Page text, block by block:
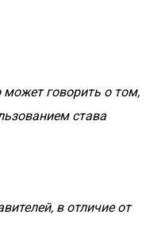
может говорить о том,
става
в отличие от